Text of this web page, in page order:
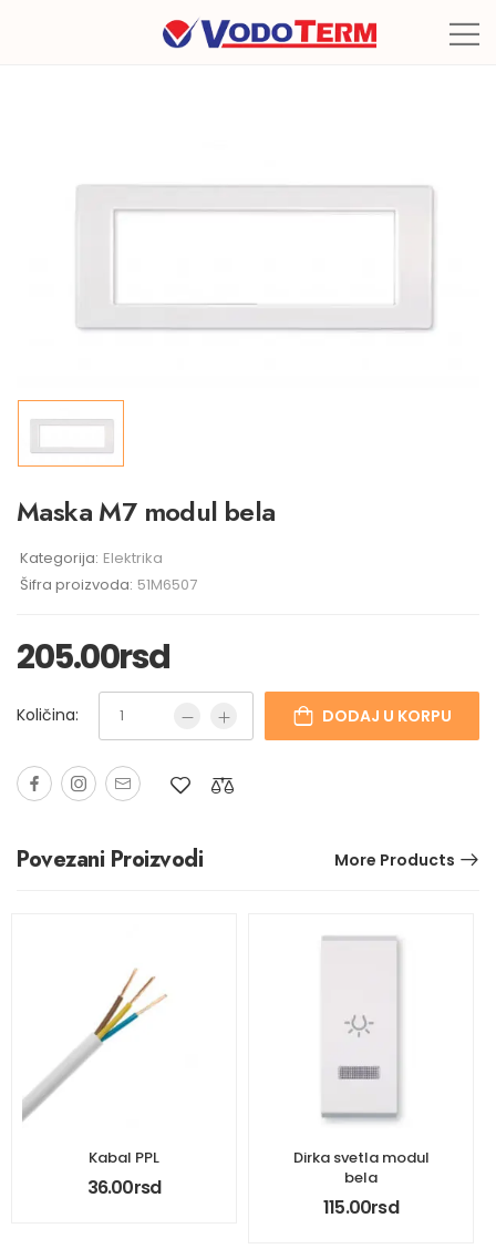
Maska M7 modul bela
Kategorija: Elektrika
Šifra proizvoda: 51M6507
205.00rsd
Količina: DODAJ U KORPU
Povezani Proizvodi More Products
Kabal PPL
36.00rsd
Dirka svetla modul
bela
115.00rsd